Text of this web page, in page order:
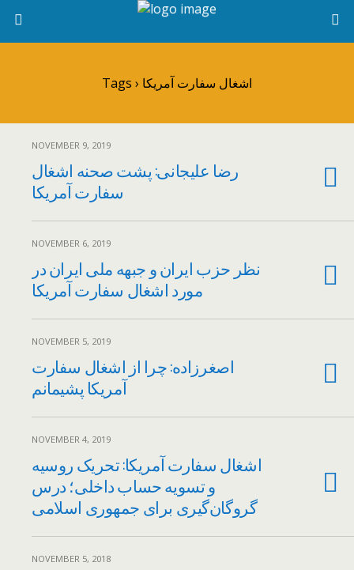
Tags › اشغال سفارت آمریکا
NOVEMBER 9, 2019
رضا علیجانی: پشت صحنه اشغال
سفارت آمریکا
NOVEMBER 6, 2019
نظر حزب ایران و جبهه ملی ایران در
مورد اشغال سفارت آمریکا
NOVEMBER 5, 2019
اصغرزاده: چرا از اشغال سفارت
آمریکا پشیمانم
NOVEMBER 4, 2019
اشغال سفارت آمریکا: تحریک روسیه
و تسویه حساب داخلی؛ درس
گروگان‌گیری برای جمهوری اسلامی
NOVEMBER 5, 2018